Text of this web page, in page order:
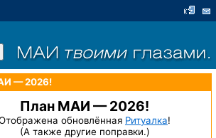
— 2026!
План МАИ — 2026!
обновлённая Ритуалка!
(А также другие поправки.)